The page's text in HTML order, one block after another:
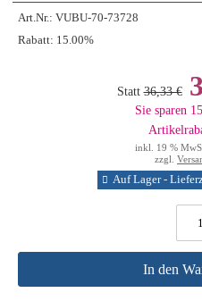
Art.Nr.: VUBU-70-73728
Rabatt: 15.00%
Statt 36,33 €
Sie sparen
inkl. 19 %
zzgl.
Auf Lager -
In den